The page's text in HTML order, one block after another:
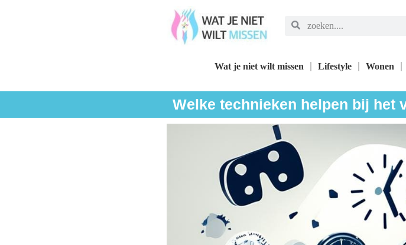
Wat je niet wilt missen Lifestyle Wonen
Welke technieken helpen bij het